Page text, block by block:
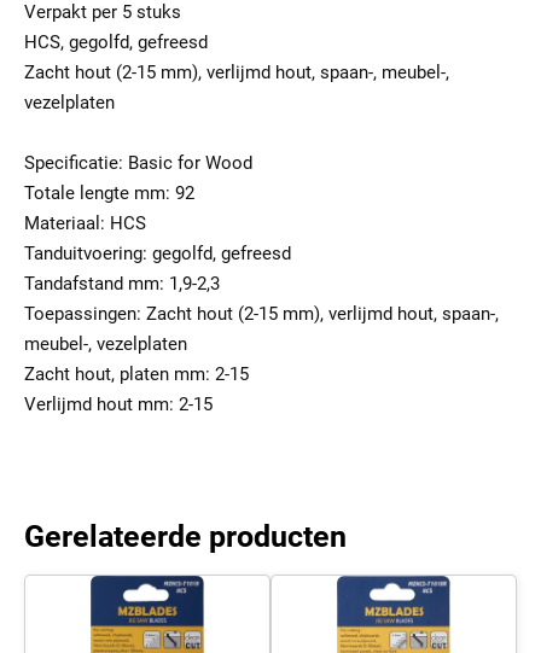
Verpakt per 5 stuks
HCS, gegolfd, gefreesd
Zacht hout (2-15 mm), verlijmd hout, spaan-, meubel-,
vezelplaten
Specificatie: Basic for Wood
Totale lengte mm: 92
Materiaal: HCS
Tanduitvoering: gegolfd, gefreesd
Tandafstand mm: 1,9-2,3
Toepassingen: Zacht hout (2-15 mm), verlijmd hout, spaan-,
meubel-, vezelplaten
Zacht hout, platen mm: 2-15
Verlijmd hout mm: 2-15
Gerelateerde producten